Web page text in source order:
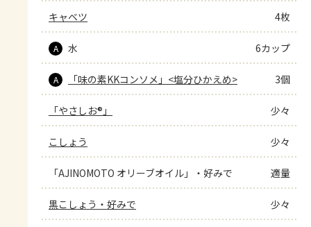
キャベツ 4枚
A 水 6カップ
A 「味の素KKコンソメ」<塩分ひかえめ> 3個
「やさしお®」 少々
こしょう 少々
「AJINOMOTO オリーブオイル」・好みで 適量
黒こしょう・好みで 少々